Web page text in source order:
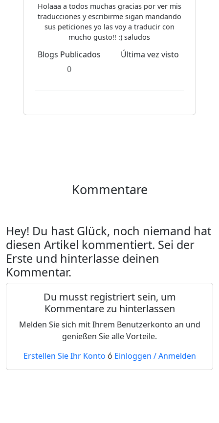
Holaaa a todos muchas gracias por ver mis
traducciones y escribirme sigan mandando
sus peticiones yo las voy a traducir con
mucho gusto!! :) saludos
Blogs Publicados
0
Última vez visto
Kommentare
Hey! Du hast Glück, noch niemand hat
diesen Artikel kommentiert. Sei der
Erste und hinterlasse deinen
Kommentar.
Du musst registriert sein, um
Kommentare zu hinterlassen
Melden Sie sich mit Ihrem Benutzerkonto an und
genießen Sie alle Vorteile.
Erstellen Sie Ihr Konto ó Einloggen / Anmelden